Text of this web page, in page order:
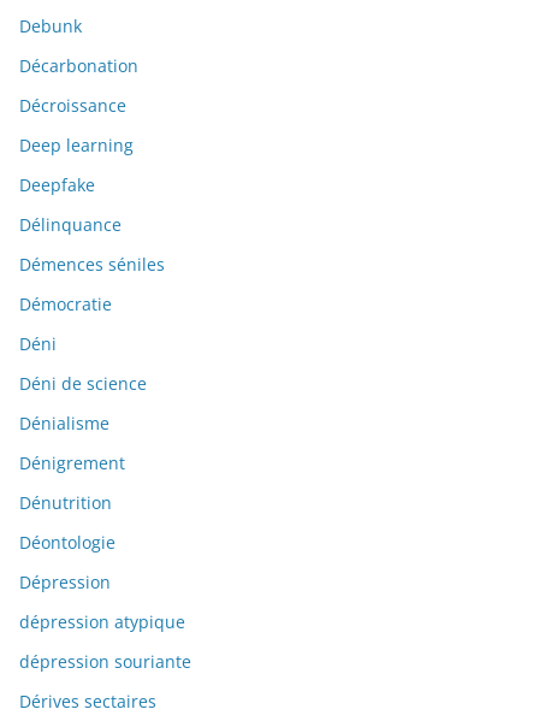
Debunk
Décarbonation
Décroissance
Deep learning
Deepfake
Délinquance
Démences séniles
Démocratie
Déni
Déni de science
Dénialisme
Dénigrement
Dénutrition
Déontologie
Dépression
dépression atypique
dépression souriante
Dérives sectaires